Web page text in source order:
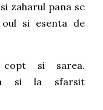
zaharul pana se
oul si esenta de
si sarea.
si la sfarsit